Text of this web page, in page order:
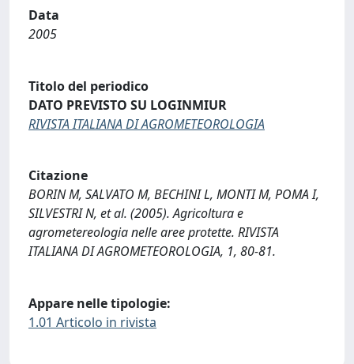
Data
2005
Titolo del periodico
DATO PREVISTO SU LOGINMIUR
RIVISTA ITALIANA DI AGROMETEOROLOGIA
Citazione
BORIN M, SALVATO M, BECHINI L, MONTI M, POMA I,
SILVESTRI N, et al. (2005). Agricoltura e
agrometereologia nelle aree protette. RIVISTA
ITALIANA DI AGROMETEOROLOGIA, 1, 80-81.
Appare nelle tipologie:
1.01 Articolo in rivista